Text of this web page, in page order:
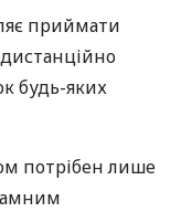
приймати
будь-яких
потрібен лише